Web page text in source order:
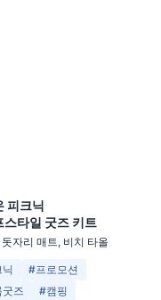
피크닉
스타일 굿즈 키트
자리 매트, 비치 타올
#프로모션
즈
#캠핑